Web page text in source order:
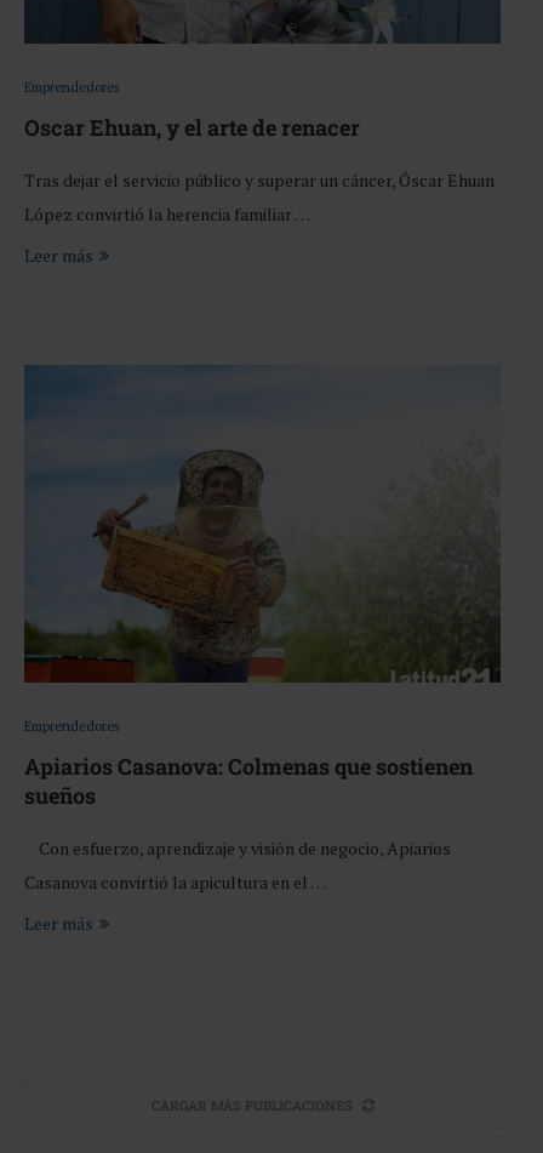
Emprendedores
Oscar Ehuan, y el arte de renacer
Tras dejar el servicio público y superar un cáncer, Óscar Ehuan
López convirtió la herencia familiar …
Leer más
Emprendedores
Apiarios Casanova: Colmenas que sostienen
sueños
Con esfuerzo, aprendizaje y visión de negocio, Apiarios
Casanova convirtió la apicultura en el …
Leer más
CARGAR MÁS PUBLICACIONES